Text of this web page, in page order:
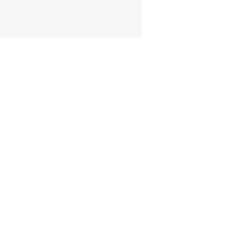
下さい。極度な力が加わ
い。
る可能性がありますのでご
。
さい。